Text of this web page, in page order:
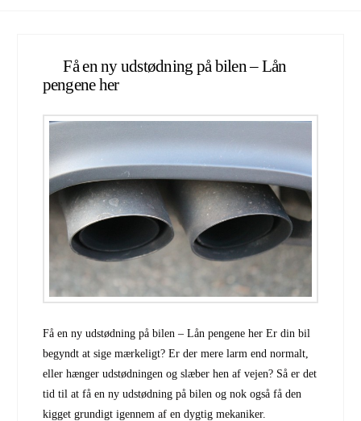
Få en ny udstødning på bilen – Lån
pengene her
Få en ny udstødning på bilen – Lån pengene her Er din bil
begyndt at sige mærkeligt? Er der mere larm end normalt,
eller hænger udstødningen og slæber hen af vejen? Så er det
tid til at få en ny udstødning på bilen og nok også få den
kigget grundigt igennem af en dygtig mekaniker.